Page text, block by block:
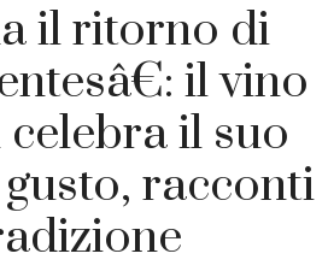
il ritorno di
il vino
il suo
racconti